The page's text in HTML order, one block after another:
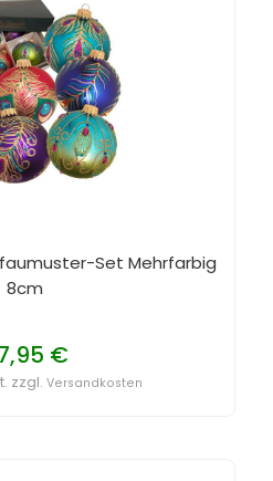
Set Mehrfarbig
8cm
€
zzgl. Versandkosten